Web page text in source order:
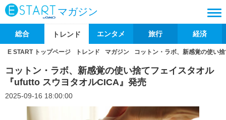
マガジン
総合 トレンド エンタメ 旅行 経済
E START トップページ トレンド マガジン コットン・ラボ、新感覚の使い
コットン・ラボ、新感覚の使い捨てフェイスタオル
『ufutto スウヨタオルCICA』発売
2025-09-16 18:00:00